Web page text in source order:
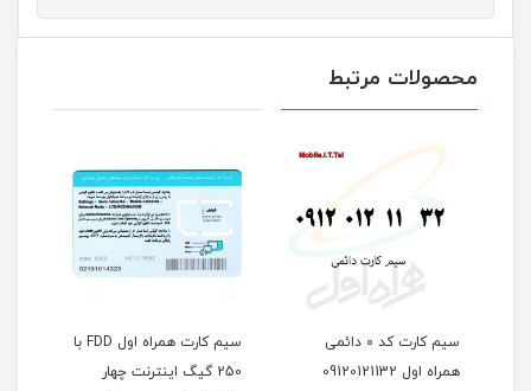
محصولات مرتبط
سیم کارت کد 0 دائمی
همراه اول 09120121132
سیم کارت همراه اول FDD با
250 گیگ اینترنت چهار